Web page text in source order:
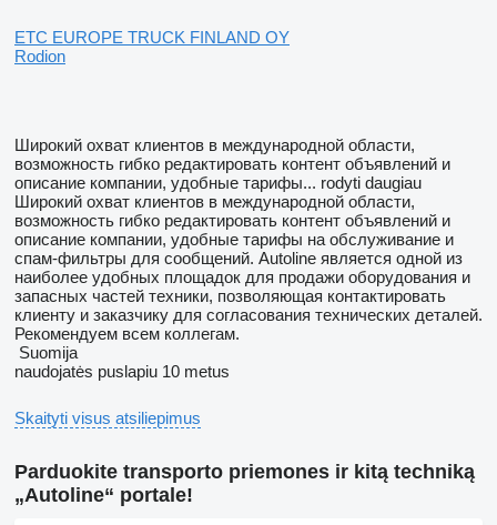
Skaityti visus atsiliepimus
ETC EUROPE TRUCK FINLAND OY
Rodion
Широкий охват клиентов в международной области,
возможность гибко редактировать контент объявлений и
описание компании, удобные тарифы... rodyti daugiau
Широкий охват клиентов в международной области,
возможность гибко редактировать контент объявлений и
описание компании, удобные тарифы на обслуживание и
спам-фильтры для сообщений. Autoline является одной из
наиболее удобных площадок для продажи оборудования и
запасных частей техники, позволяющая контактировать
клиенту и заказчику для согласования технических деталей.
Рекомендуем всем коллегам.
Suomija
naudojatės puslapiu 10 metus
Parduokite transporto priemones ir kitą techniką
„Autoline“ portale!